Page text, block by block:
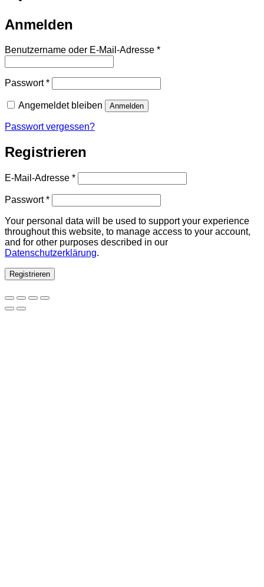
Anmelden
Benutzername oder E-Mail-Adresse *Erforderlich
Passwort*Erforderlich
Angemeldet bleiben Anmelden
Passwort vergessen?
Registrieren
E-Mail-Adresse *Erforderlich
Passwort*Erforderlich
Your personal data will be used to support your experience
throughout this website, to manage access to your account,
and for other purposes described in our
Datenschutzerklärung.
Registrieren